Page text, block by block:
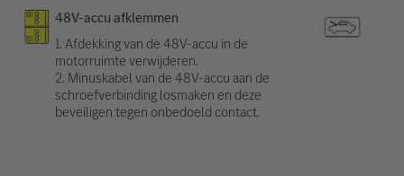
48V-accu afklemmen
1. Afdekking van de 48V-accu in de
motorruimte verwijderen.
2. Minuskabel van de 48V-accu aan de
schroefverbinding losmaken en deze
beveiligen tegen onbedoeld contact.